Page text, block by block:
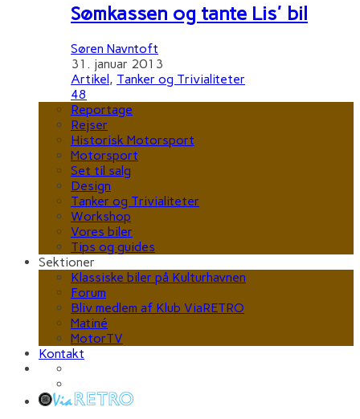
Sømkassen og tante Lis' bil
Søren Navntoft
31. januar 2013
Artikel, Tanker og Trivialiteter
48
Reportage
Rejser
Historisk Motorsport
Motorsport
Set til salg
Design
Tanker og Trivialiteter
Workshop
Vores biler
Tips og guides
Sektioner
Klassiske biler på Kulturhavnen
Forum
Bliv medlem af Klub ViaRETRO
Matiné
MotorTV
Kontakt